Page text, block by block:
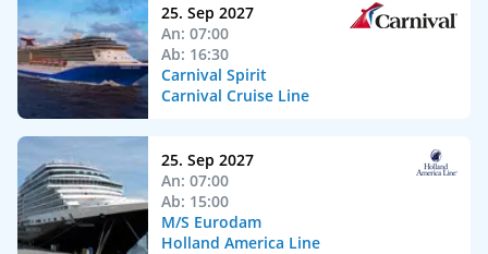
25. Sep 2027
An: 07:00
Ab: 16:30
Carnival Spirit
Carnival Cruise Line
25. Sep 2027
An: 07:00
Ab: 15:00
M/S Eurodam
Holland America Line